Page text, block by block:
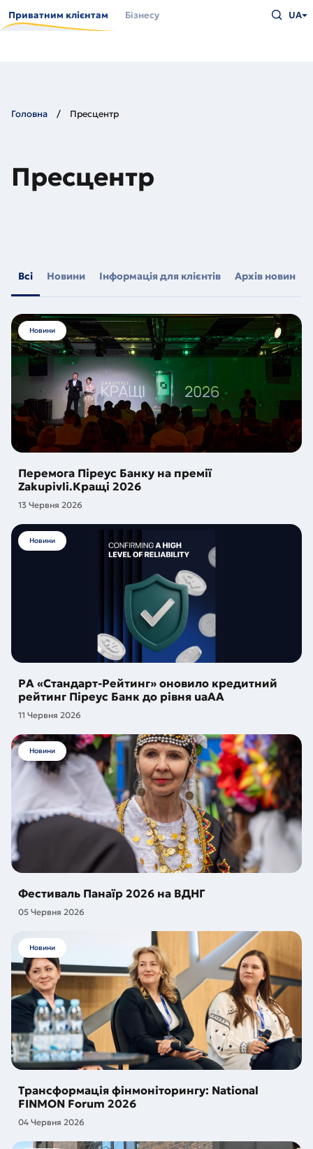
до
основного
Приватним клієнтам Бізнесу
що
UA
Головна Пресцентр
Пресцентр
Всі Новини Інформація для клієнтів Архів новин
Новини
Перемога Піреус Банку на премії
Zakupivli.Кращі 2026
13 Червня 2026
Новини
РА «Стандарт-Рейтинг» оновило кредитний
рейтинг Піреус Банк до рівня uaAA
11 Червня 2026
Новини
Фестиваль Панаїр 2026 на ВДНГ
05 Червня 2026
Новини
Трансформація фінмоніторингу: National
FINMON Forum 2026
04 Червня 2026